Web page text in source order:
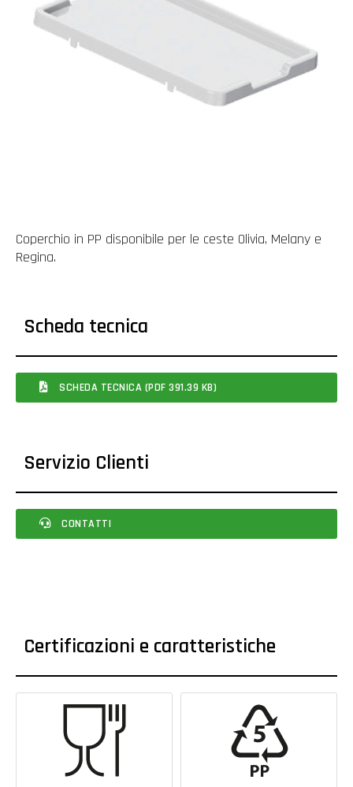
Coperchio in PP disponibile per le ceste Olivia, Melany e
Regina.
Scheda tecnica
SCHEDA TECNICA (PDF 391.39 KB)
Servizio Clienti
CONTATTI
Certificazioni e caratteristiche